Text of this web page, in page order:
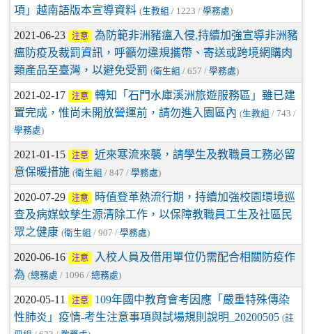
項」越南語版本宣導資料 (生教組 / 1223 / 學務處)
2021-06-23 注意
為防範非洲豬瘟入侵,持續加強宣導非洲豬
瘟防疫及裁罰資訊，呼籲勿違規攜帶、寄送或跨境網購肉
類產品至臺灣，以避免受罰 (衛生組 / 657 / 學務處)
2021-02-17 注意
轉知「石門水庫溪洲旅遊服務區」雖已建
置完成，惟尚未開放營運前，請勿進入園區內 (生教組 / 743 /
學務處)
2021-01-15 注意
近來寒流來襲，請學生及教職員工務必留
意保暖措施 (衛生組 / 847 / 學務處)
2020-07-29 注意
時值登革熱流行期，持續加強校園環境巡
查及病媒蚊孳生源清除工作，以保障教職員工生及社區民
眾之健康 (衛生組 / 907 / 學務處)
2020-06-16 注意
入校人員及借用單位仍需配合相關防疫作
為 (總務處 / 1096 / 總務處)
2020-05-11 注意
109年國中教育會考因應「嚴重特殊傳染
性肺炎」疫情-考生注意事項與試場規則說明_20200505 (註